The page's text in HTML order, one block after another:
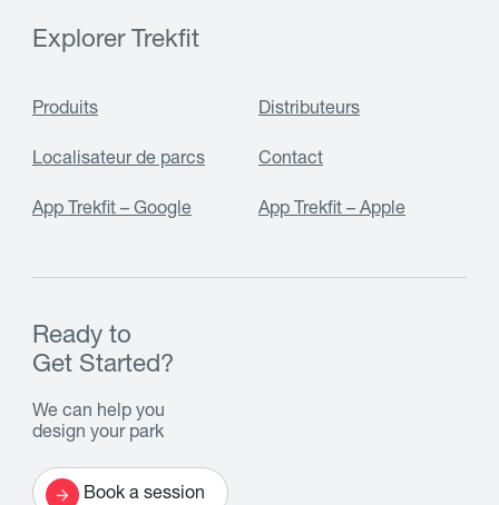
Explorer Trekfit
Produits Distributeurs
Localisateur de parcs Contact
App Trekfit – Google App Trekfit – Apple
Ready to
Get Started?
We can help you
design your park
Book a session